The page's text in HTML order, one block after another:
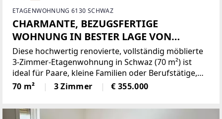
ETAGENWOHNUNG 6130 SCHWAZ
CHARMANTE, BEZUGSFERTIGE
WOHNUNG IN BESTER LAGE VON
SCHWAZ
Diese hochwertig renovierte, vollständig möblierte
3-Zimmer-Etagenwohnung in Schwaz (70 m²) ist
ideal für Paare, kleine Familien oder Berufstätige,
die zentral und dennoch ruhig wohnen möchten.
Der helle, offene Wohnbereich und viele
70 m² 3 Zimmer € 355.000